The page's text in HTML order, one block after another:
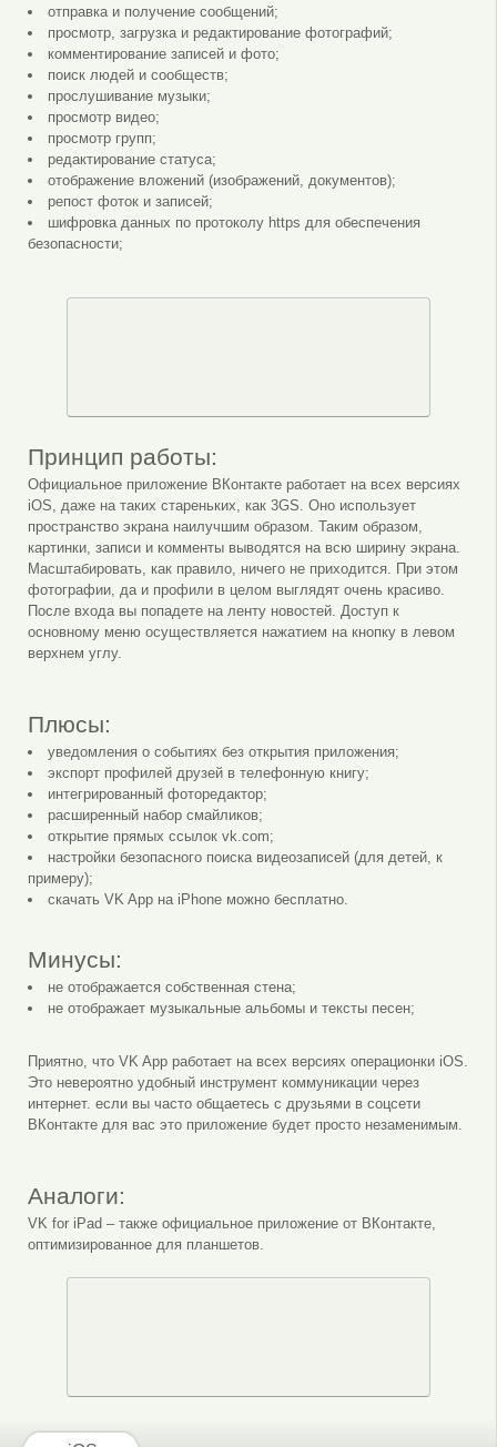
отправка и получение сообщений;
просмотр, загрузка и редактирование фотографий;
комментирование записей и фото;
поиск людей и сообществ;
прослушивание музыки;
просмотр видео;
просмотр групп;
редактирование статуса;
отображение вложений (изображений, документов);
репост фоток и записей;
шифровка данных по протоколу https для обеспечения
безопасности;
Принцип работы:
Официальное приложение ВКонтакте работает на всех версиях
iOS, даже на таких стареньких, как 3GS. Оно использует
пространство экрана наилучшим образом. Таким образом,
картинки, записи и комменты выводятся на всю ширину экрана.
Масштабировать, как правило, ничего не приходится. При этом
фотографии, да и профили в целом выглядят очень красиво.
После входа вы попадете на ленту новостей. Доступ к
основному меню осуществляется нажатием на кнопку в левом
верхнем углу.
Плюсы:
уведомления о событиях без открытия приложения;
экспорт профилей друзей в телефонную книгу;
интегрированный фоторедактор;
расширенный набор смайликов;
открытие прямых ссылок vk.com;
настройки безопасного поиска видеозаписей (для детей, к
примеру);
скачать VK App на iPhone можно бесплатно.
Минусы:
не отображается собственная стена;
не отображает музыкальные альбомы и тексты песен;
Приятно, что VK App работает на всех версиях операционки iOS.
Это невероятно удобный инструмент коммуникации через
интернет. если вы часто общаетесь с друзьями в соцсети
ВКонтакте для вас это приложение будет просто незаменимым.
Аналоги:
VK for iPad – также официальное приложение от ВКонтакте,
оптимизированное для планшетов.